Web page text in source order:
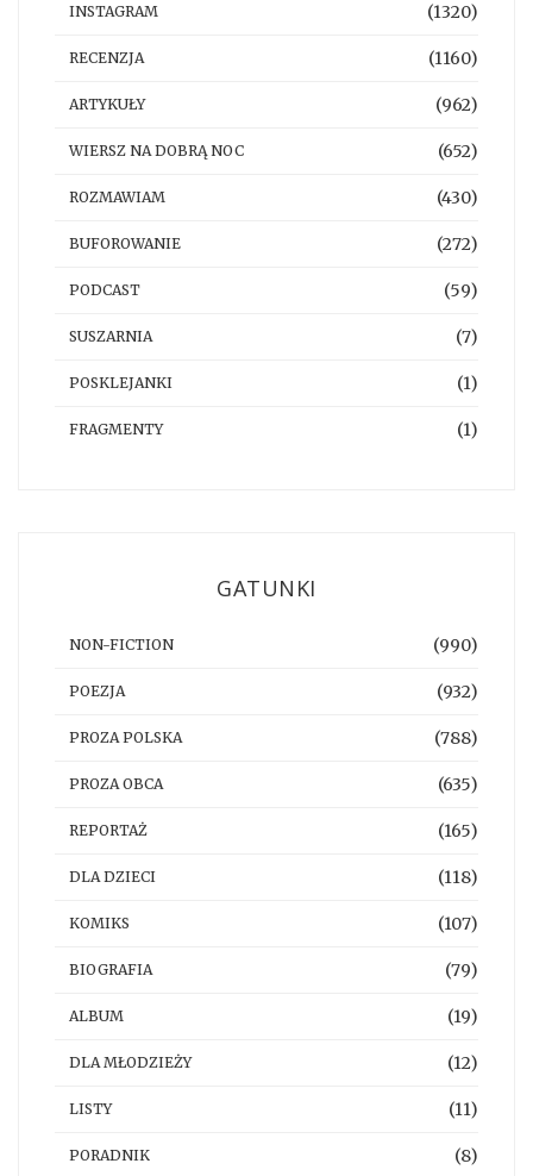
INSTAGRAM (1320)
RECENZJA (1160)
ARTYKUŁY (962)
WIERSZ NA DOBRĄ NOC (652)
ROZMAWIAM (430)
BUFOROWANIE (272)
PODCAST (59)
SUSZARNIA (7)
POSKLEJANKI (1)
FRAGMENTY (1)
GATUNKI
NON-FICTION (990)
POEZJA (932)
PROZA POLSKA (788)
PROZA OBCA (635)
REPORTAŻ (165)
DLA DZIECI (118)
KOMIKS (107)
BIOGRAFIA (79)
ALBUM (19)
DLA MŁODZIEŻY (12)
LISTY (11)
PORADNIK (8)